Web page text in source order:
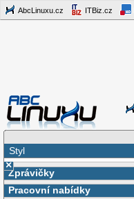
AbcLinuxu.cz ITBiz.cz
Styl
×
Zprávičky
Pracovní nabídky